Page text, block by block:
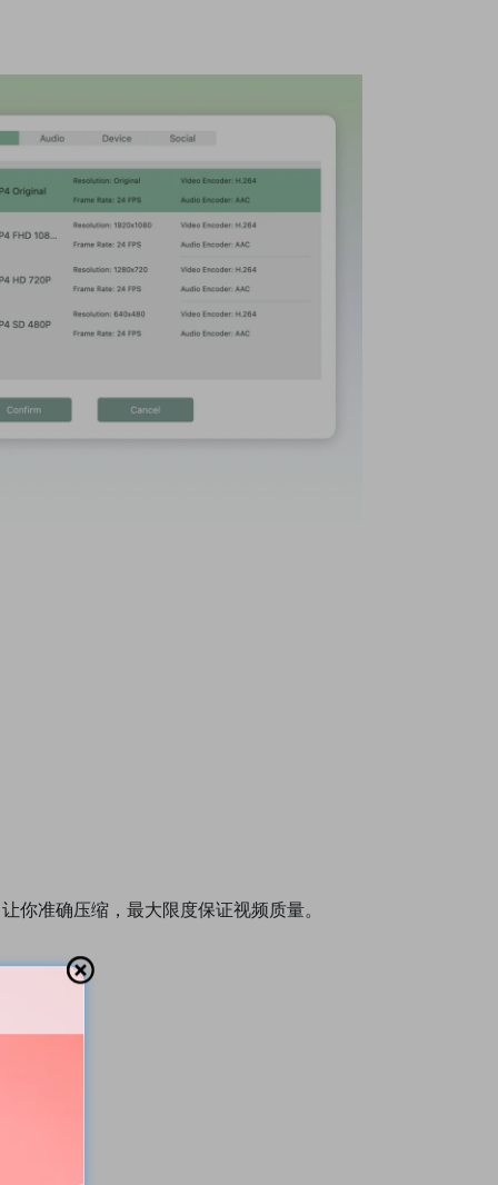
你准确压缩，最大限度保证视频质量。